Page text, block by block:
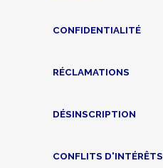
CONFIDENTIALITÉ
RÉCLAMATIONS
DÉSINSCRIPTION
CONFLITS D'INTÉRÊTS